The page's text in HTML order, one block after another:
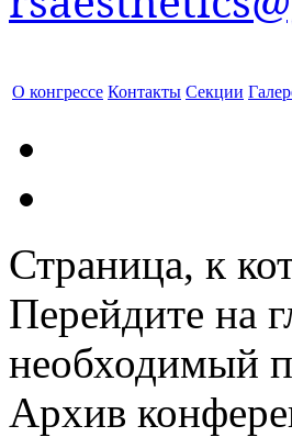
О конгрессе Контакты Секции
Страница, к
Перейдите на
необходимый
Архив